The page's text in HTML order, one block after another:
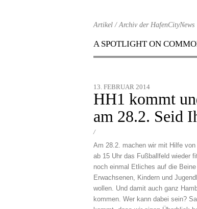
Artikel / Archiv der HafenCityNews
Menu
A SPOTLIGHT ON
Scroll
content
13. FEBRUAR 2014
HH1 kommt
am 28.2. Seid
/
Am 28.2. machen wir mit Hilfe
ab 15 Uhr das Fußballfeld wieder
noch einmal Etliches auf die
Erwachsenen, Kindern und
wollen. Und damit auch ganz
kommen. Wer kann dabei sein?